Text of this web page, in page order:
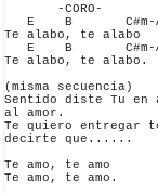
       -CORO-
E    B       C#m-
Te alabo, te alabo
E    B       C#m-
Te alabo, te alabo.
(misma secuencia)
Sentido diste Tu en
al amor.
Te quiero entregar
decirte que......
Te amo, te amo
Te amo, te amo.